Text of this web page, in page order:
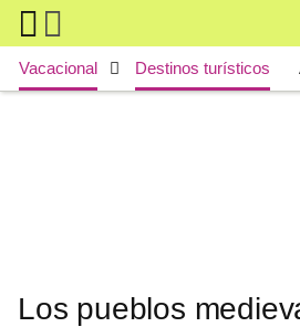
Skip to main content
Main navigation
Vacacional Destinos turísticos
Los pueblos